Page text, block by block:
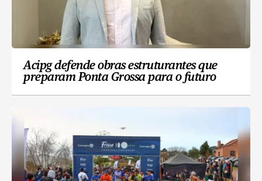
Acipg defende obras estruturantes que
preparam Ponta Grossa para o futuro